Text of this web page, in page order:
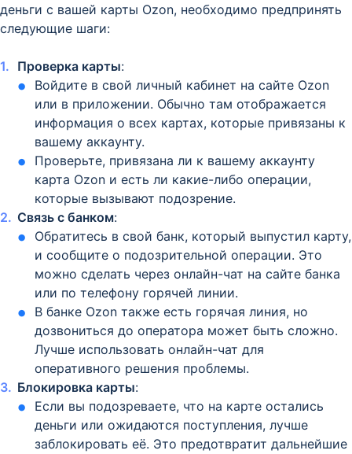
деньги с вашей карты Ozon, необходимо предпринять
следующие шаги:
Проверка карты:
Войдите в свой личный кабинет на сайте Ozon
или в приложении. Обычно там отображается
информация о всех картах, которые привязаны к
вашему аккаунту.
Проверьте, привязана ли к вашему аккаунту
карта Ozon и есть ли какие-либо операции,
которые вызывают подозрение.
Связь с банком:
Обратитесь в свой банк, который выпустил карту,
и сообщите о подозрительной операции. Это
можно сделать через онлайн-чат на сайте банка
или по телефону горячей линии.
В банке Ozon также есть горячая линия, но
дозвониться до оператора может быть сложно.
Лучше использовать онлайн-чат для
оперативного решения проблемы.
Блокировка карты:
Если вы подозреваете, что на карте остались
деньги или ожидаются поступления, лучше
заблокировать её. Это предотвратит дальнейшие